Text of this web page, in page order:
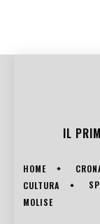
IL
HOME
CULTURA
MOLISE